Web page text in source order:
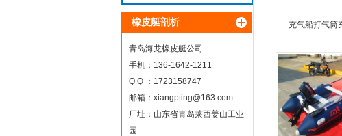
橡皮艇剖析
青岛海龙橡皮艇公司
手机：136-1642-1211
Q Q ：1723158747
邮箱： xiangpting@163.com
厂址：山东省青岛莱西姜山工业
园
充气船打气筒